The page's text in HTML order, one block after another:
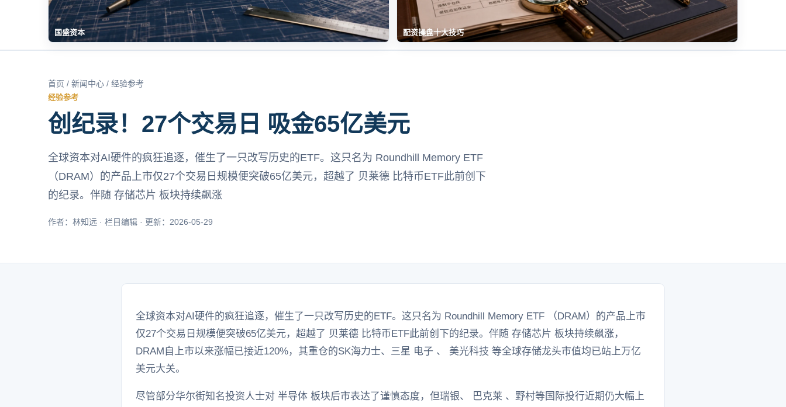
国盛资本 配资操盘十大技巧
首页 / 新闻中心 / 经验参考
经验参考
创纪录！27个交易日 吸金65亿美元
全球资本对AI硬件的疯狂追逐，催生了一只改写历史的ETF。这只名为 Roundhill Memory ETF
（DRAM）的产品上市仅27个交易日规模便突破65亿美元，超越了 贝莱德 比特币ETF此前创下
的纪录。伴随 存储芯片 板块持续飙涨
作者：林知远 · 栏目编辑 · 更新：2026-05-29
全球资本对AI硬件的疯狂追逐，催生了一只改写历史的ETF。这只名为 Roundhill Memory ETF （DRAM）的产品上市
仅27个交易日规模便突破65亿美元，超越了 贝莱德 比特币ETF此前创下的纪录。伴随 存储芯片 板块持续飙涨，
DRAM自上市以来涨幅已接近120%，其重仓的SK海力士、三星 电子 、 美光科技 等全球存储龙头市值均已站上万亿
美元大关。
尽管部分华尔街知名投资人士对 半导体 板块后市表达了谨慎态度，但瑞银、 巴克莱 、野村等国际投行近期仍大幅上